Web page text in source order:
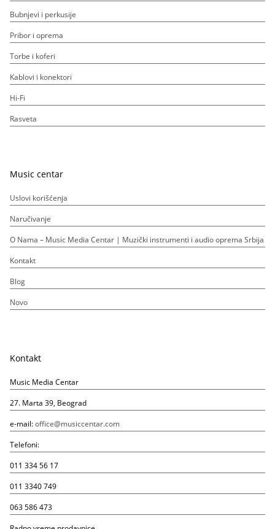
Bubnjevi i perkusije
Pribor i oprema
Torbe i koferi
Kablovi i konektori
Hi-Fi
Rasveta
Music centar
Uslovi korišćenja
Naručivanje
O Nama – Music Media Centar | Muzički instrumenti i audio oprema Srbija
Kontakt
Blog
Novo
Kontakt
Music Media Centar
27. Marta 39, Beograd
e-mail:office@musiccentar.com
Telefoni:
011 334 56 17
011 3340 749
063 586 473